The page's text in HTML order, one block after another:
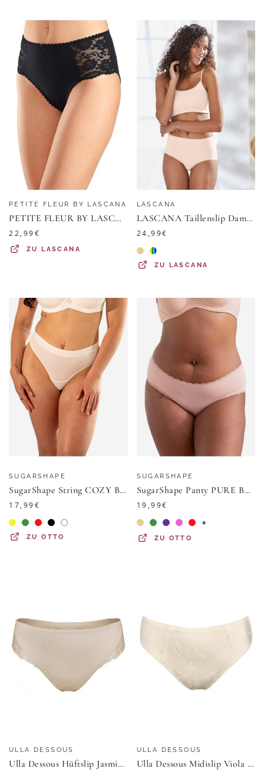
PETITE FLEUR BY LASCANA
PETITE FLEUR BY LASCANA Hüftslip Damen rot, schwarz, weiß Gr.48/50
22,99€
ZULASCANA
LASCANA
LASCANA Taillenslip Damen champagner, nougat, beige, schwarz Gr.48/50
24,99€
ZU LASCANA
SUGARSHAPE
SugarShape String COZY BASIC (1-St)
17,99€
ZUOTTO
SUGARSHAPE
SugarShape Panty PURE BASIC (1-St)
19,99€
+
ZU OTTO
ULLA DESSOUS
Ulla Dessous Hüftslip Jasmin (1-St) Slip - Feinste Mikrofaser kombiniert mit filigraner Stickerei
ULLA DESSOUS
Ulla Dessous Midislip Viola (1-St) Slip - Blickdicht - Slip aus formender Microfaser in edlem Blütenprint